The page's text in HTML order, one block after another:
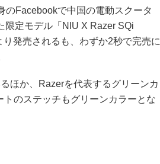
Facebookで中国の電動スクータ
限定モデル「NIU X Razer SQi
発売されるも、わずか2秒で完売に
ほか、Razerを代表するグリーンカ
のステッチもグリーンカラーとな